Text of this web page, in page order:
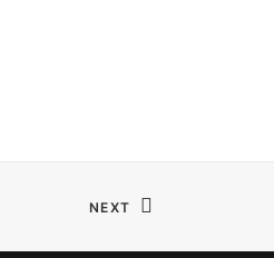
NEXT